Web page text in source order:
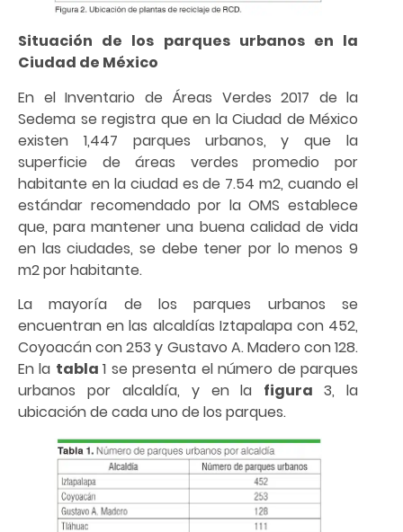
Situación de los parques urbanos en la
Ciudad de México
En el Inventario de Áreas Verdes 2017 de la
Sedema se registra que en la Ciudad de México
existen 1,447 parques urbanos, y que la
superficie de áreas verdes promedio por
habitante en la ciudad es de 7.54 m2, cuando el
estándar recomendado por la OMS establece
que, para mantener una buena calidad de vida
en las ciudades, se debe tener por lo menos 9
m2 por habitante.
La mayoría de los parques urbanos se
encuentran en las alcaldías Iztapalapa con 452,
Coyoacán con 253 y Gustavo A. Madero con 128.
En la tabla1 se presenta el número de parques
urbanos por alcaldía, y en la figura3, la
ubicación de cada uno de los parques.